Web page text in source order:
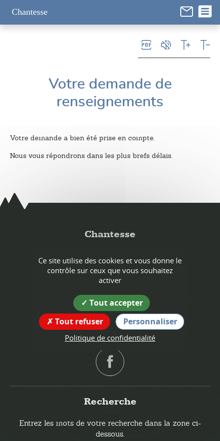
Chantesse
Votre demande de
renseignements
Votre demande a bien été prise en compte.
Nous vous répondrons dans les plus brefs délais.
Chantesse
Coordonnées
de la mairie
42 place du 19-Mars-1962
38470 Chantesse
tél : 04 76 64 73 94
Suivez nous !
Recherche
Entrez les mots de votre recherche dans la zone ci-
dessous.
Ce site utilise des cookies et vous donne le
contrôle sur ceux que vous souhaitez
activer
Tout accepter
Tout refuser
Personnaliser
Politique de confidentialité